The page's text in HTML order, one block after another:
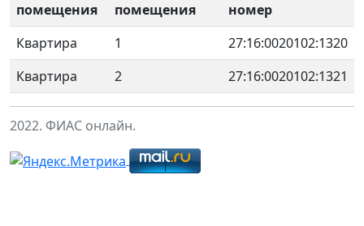
помещения
помещения
номер
Квартира
1
27:16:0020102:1320
Квартира
2 27:16:0020102:1321
2022. ФИАС онлайн.